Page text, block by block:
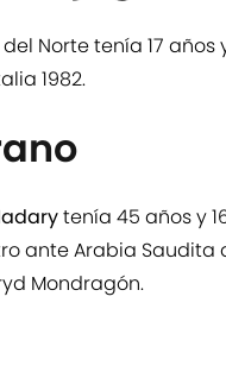
Norte tenía 17
1982.
tenía 45 años y
ante Arabia Saudita
Mondragón.